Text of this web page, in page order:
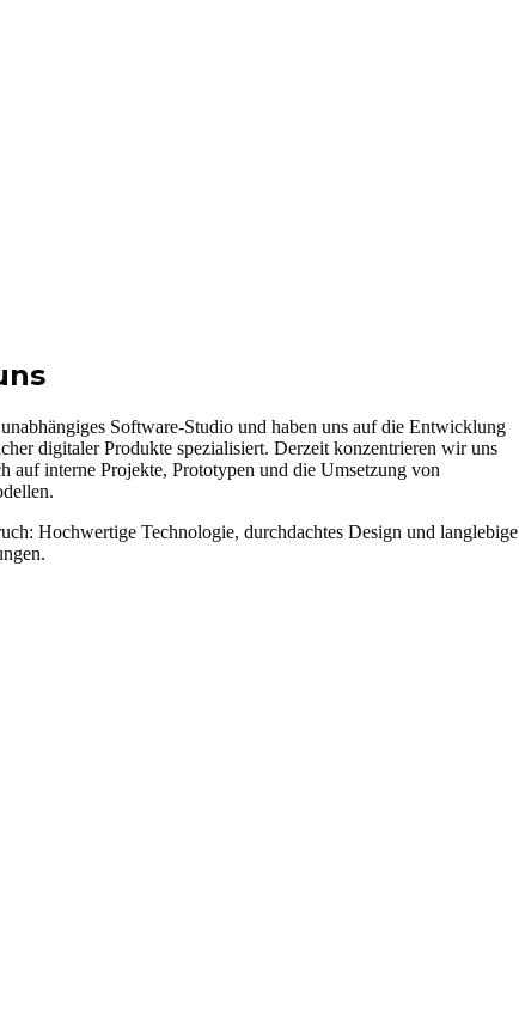
Software-Studio und haben uns auf die Entwicklung
digitaler Produkte spezialisiert. Derzeit konzentrieren wir uns
auf interne Projekte, Prototypen und die Umsetzung von
Hochwertige Technologie, durchdachtes Design und langlebige